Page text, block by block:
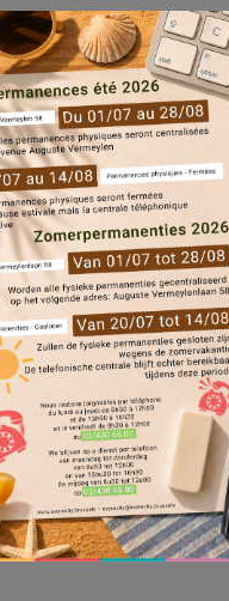
du sport à
? C’est enfin
Evere.
Platon, au début de
toute nouvelle
la jour fin juin. Ce
concertation
et les jeunes
ouvert à chaque
ou pas, voulant
sportives, renforcer
faire une